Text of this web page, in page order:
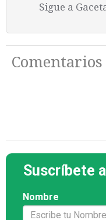
Sigue a
Comentarios
Suscríbete
Nombre